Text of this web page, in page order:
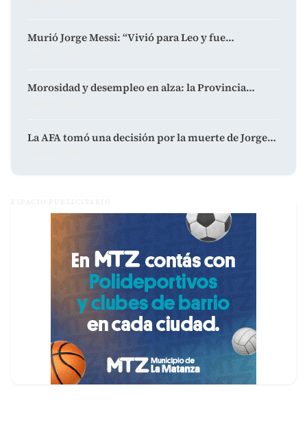
Murió Jorge Messi: “Vivió para Leo y fue…
Morosidad y desempleo en alza: la Provincia…
La AFA tomó una decisión por la muerte de Jorge…
ESPACIO PUBLICITARIO